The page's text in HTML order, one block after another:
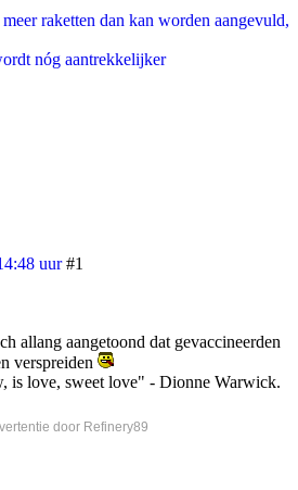
raketten dan kan worden aangevuld,
nóg aantrekkelijker
uur #1
allang aangetoond dat gevaccineerden
verspreiden
is love, sweet love" - Dionne Warwick.
door Refinery89